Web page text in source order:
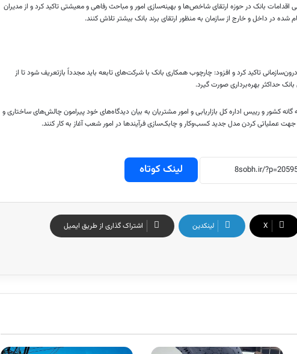
بانک در حوزه ارتقای شاخص‌ها و بهینه‌سازی امور و مباحث رفاهی و معیشتی تاکید کرد و از مدیران
در داخل و خارج از سازمان به منظور ارتقای برند بانک بیشتر تلاش کنند.
تاکید کرد و افزود: چارچوب همکاری بانک با شرکت‌های تابعه باید مجدداً بازتعریف شود تا از
حداکثر بهره‌برداری صورت گیرد.
کشور و رییس اداره کل بازاریابی و امور مشتریان به بیان دیدگاه‌های خود پیرامون چالش‌های ساختاری و
عملیاتی کردن مدل جدید کسب‌وکار و چابک‌سازی فرآیندها در امور شعب آغاز به کار کنند.
لینک کوتاه
X لینکدین اشتراک گذاری از طریق ایمیل